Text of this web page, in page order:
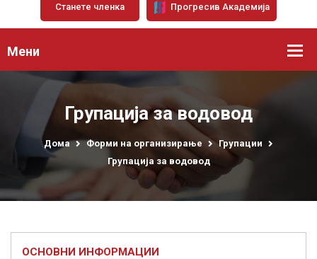
Станете членка Прогресив Академија
Мени
Групација за водовод
Дома Форми на организирање
Групации
Групација за водовод
ОСНОВНИ ИНФОРМАЦИИ